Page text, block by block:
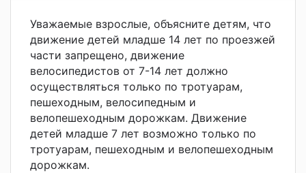
Уважаемые взрослые, объясните детям, что
движение детей младше 14 лет по проезжей
части запрещено, движение
велосипедистов от 7-14 лет должно
осуществляться только по тротуарам,
пешеходным, велосипедным и
велопешеходным дорожкам. Движение
детей младше 7 лет возможно только по
тротуарам, пешеходным и велопешеходным
дорожкам.